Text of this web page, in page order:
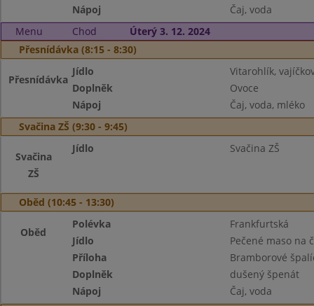
Nápoj
Čaj, voda
Menu
Chod
Úterý 3. 12. 2024
Přesnídávka (8:15 - 8:30)
Přesnídávka
Jídlo
Vitarohlík,
Doplněk
Ovoce
Nápoj
Čaj, voda, mléko
Svačina ZŠ (9:30 - 9:45)
Svačina
ZŠ
Jídlo Svačina ZŠ
Oběd (10:45 - 13:30)
Oběd
Polévka
Frankfurtská
Jídlo
Pečené maso na
Příloha
Bramborové
Doplněk
dušený špenát
Nápoj
Čaj, voda